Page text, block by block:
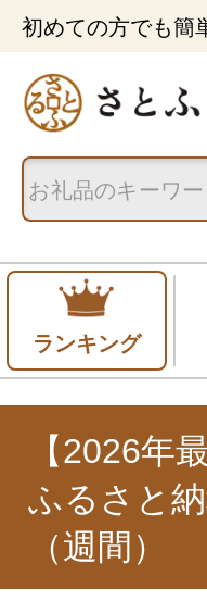
初めての方でも簡
ランキング
【2026年
ふるさと
（週間）